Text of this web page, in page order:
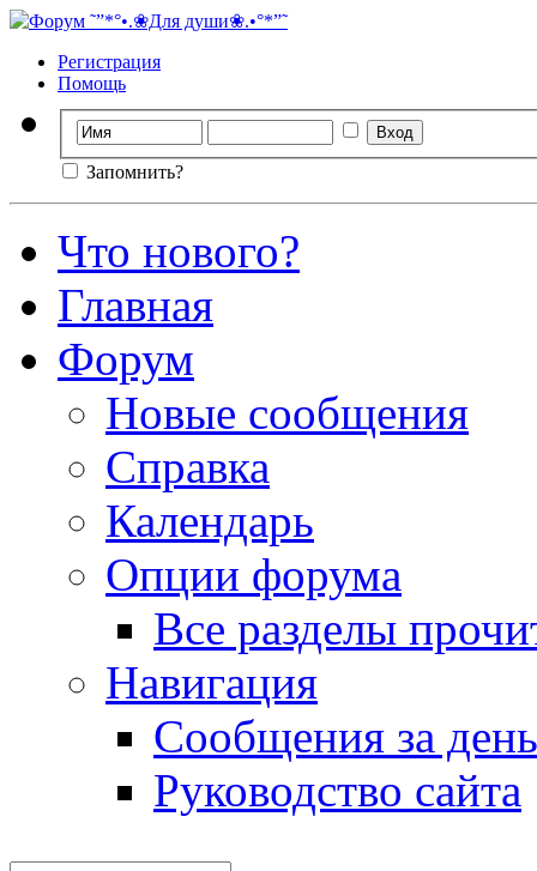
Регистрация
Помощь
Запомнить?
Что нового?
Главная
Форум
Новые сообщения
Справка
Календарь
Опции форума
Все разделы
Навигация
Сообщения за день
Руководство сайта